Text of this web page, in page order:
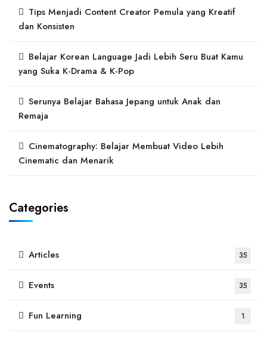
Tips Menjadi Content Creator Pemula yang Kreatif
dan Konsisten
Belajar Korean Language Jadi Lebih Seru Buat Kamu
yang Suka K-Drama & K-Pop
Serunya Belajar Bahasa Jepang untuk Anak dan
Remaja
Cinematography: Belajar Membuat Video Lebih
Cinematic dan Menarik
Categories
Articles 35
Events 35
Fun Learning 1